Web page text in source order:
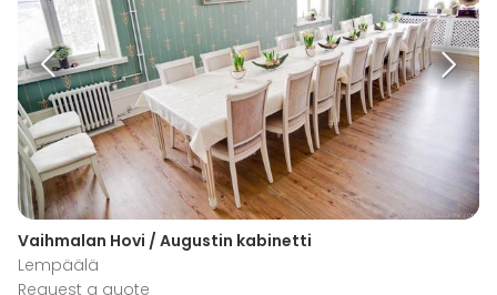
Vaihmalan Hovi / Augustin kabinetti
Lempäälä
Request a quote